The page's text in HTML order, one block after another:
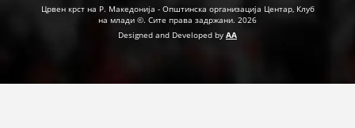
Црвен крст на Р. Македонија - Општинска организација Центар, Клуб
на млади ©. Сите права задржани. 2026
Designed and Developed by AA